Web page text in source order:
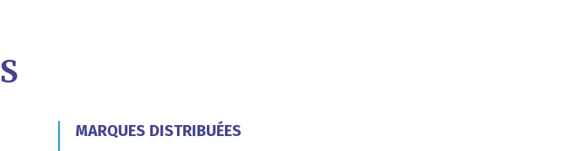
MARQUES DISTRIBUÉES